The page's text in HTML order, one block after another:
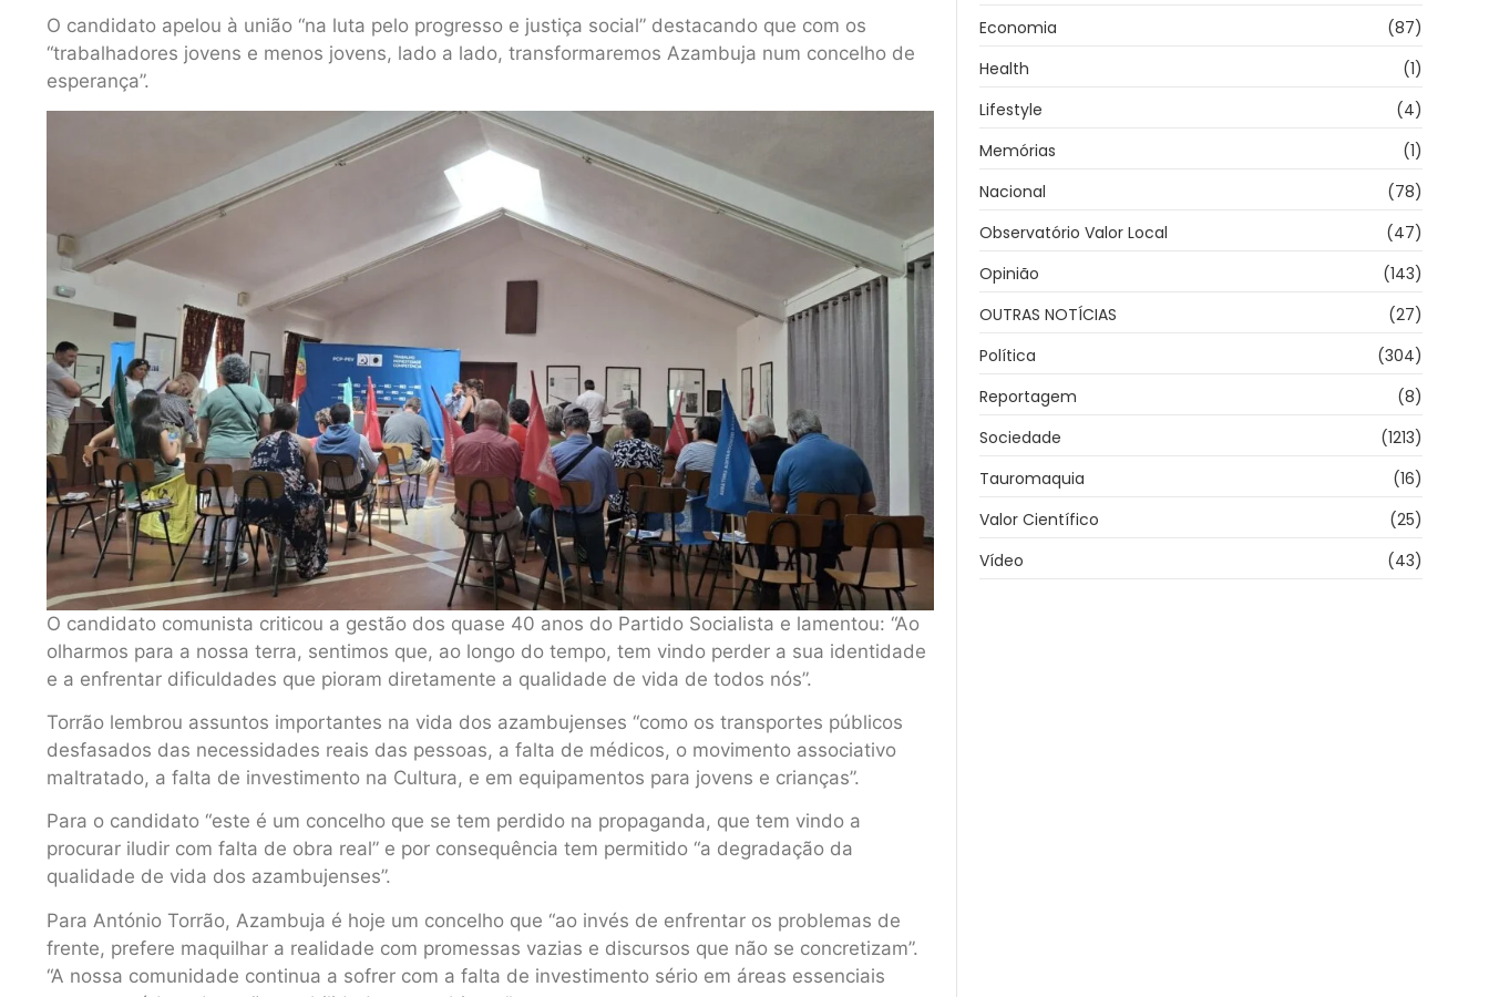
O candidato apelou à união “na luta pelo progresso e justiça social” destacando que com os
“trabalhadores jovens e menos jovens, lado a lado, transformaremos Azambuja num concelho de
esperança”.
O candidato comunista criticou a gestão dos quase 40 anos do Partido Socialista e lamentou: “Ao
olharmos para a nossa terra, sentimos que, ao longo do tempo, tem vindo perder a sua identidade
e a enfrentar dificuldades que pioram diretamente a qualidade de vida de todos nós”.
Torrão lembrou assuntos importantes na vida dos azambujenses “como os transportes públicos
desfasados das necessidades reais das pessoas, a falta de médicos, o movimento associativo
maltratado, a falta de investimento na Cultura, e em equipamentos para jovens e crianças”.
Para o candidato “este é um concelho que se tem perdido na propaganda, que tem vindo a
procurar iludir com falta de obra real” e por consequência tem permitido “a degradação da
qualidade de vida dos azambujenses”.
Para António Torrão, Azambuja é hoje um concelho que “ao invés de enfrentar os problemas de
frente, prefere maquilhar a realidade com promessas vazias e discursos que não se concretizam”.
“A nossa comunidade continua a sofrer com a falta de investimento sério em áreas essenciais
Economia
(87)
Health
(1)
Lifestyle
(4)
Memórias
(1)
Nacional
(78)
Observatório Valor Local
(47)
Opinião
(143)
OUTRAS NOTÍCIAS
(27)
Política
(304)
Reportagem
(8)
Sociedade
(1213)
Tauromaquia
(16)
Valor Científico
(25)
Vídeo
(43)